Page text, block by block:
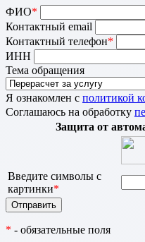
ФИО*
Контактный email
Контактный телефон*
ИНН
Тема обращения
Я ознакомлен с политикой
Соглашаюсь на обработку
Защита от
Введите символы с
картинки*
* - обязательные поля